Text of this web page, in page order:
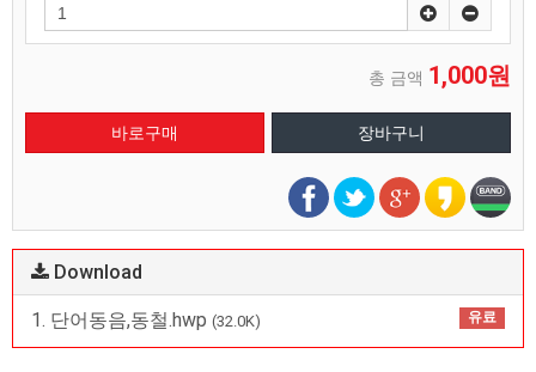
총 금액 1,000원
Download
1. 단어동음,동철.hwp (32.0K) 유료